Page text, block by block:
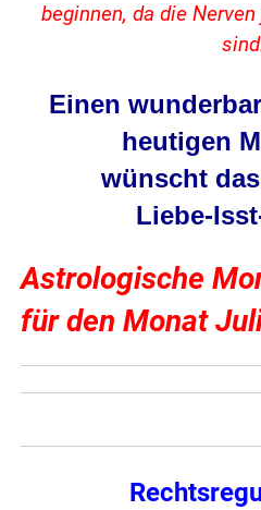
beginnen, da die
Einen
heutigen
wünscht
Liebe-
Astrologische
für den Monat